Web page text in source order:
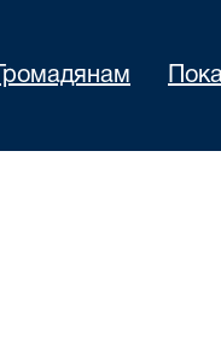
Громадянам